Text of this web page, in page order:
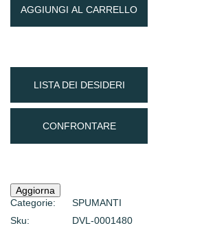
AGGIUNGI AL CARRELLO
LISTA DEI DESIDERI
CONFRONTARE
Categorie:
SPUMANTI
Sku:
DVL-0001480